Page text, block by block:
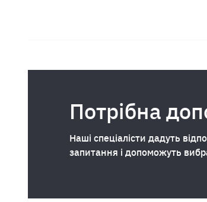
Потрібна
Наші спеціалісти дадуть
запитання і допоможуть